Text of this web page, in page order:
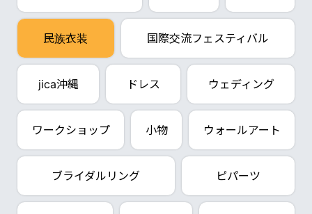
民族衣装 国際交流フェスティバル
jica沖縄 ドレス ウェディング
ワークショップ 小物 ウォールアート
ブライダルリング ピパーツ